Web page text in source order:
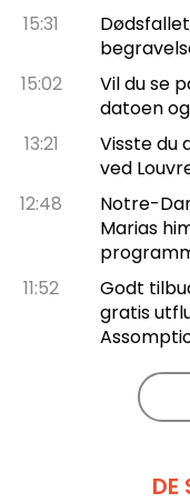
15:31
15:02
Vil du se
datoen
13:21
Visste du
ved
12:48
Notre-
Marias
11:52
Godt
gratis
DE